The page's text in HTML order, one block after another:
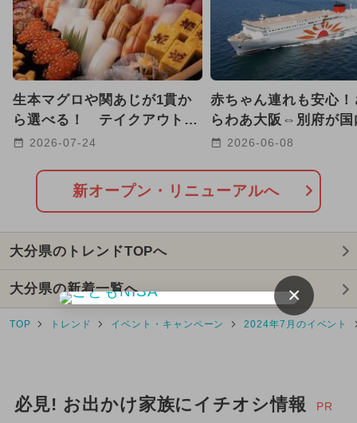
2025年2月のイベント
2026年1月のイベント
GW(ゴールデンウィーク)
2024年10月のイベント
2024年11月のイベント
2025年5月のイベント
2025年4月のイベント
2025年9月のイベント ハローキティ
2025年6月のイベント
生本マグロや関あじが1貫か
ら選べる！ テイクアウト専
門「ひめ寿司」が大分駅に誕
2026-07-24
赤ちゃん連れも安心！
らわあ大阪⇔別府が国
ェルカムベビーのフェ
2026-06-08
新オープン・リニューアルへ
大分県のトレンドTOPへ
大分県の新着一覧へ
TOP トレンド イベント・キャンペーン 2024年7月のイベント
必見! お出かけ家族にイチオシ情報 PR
×